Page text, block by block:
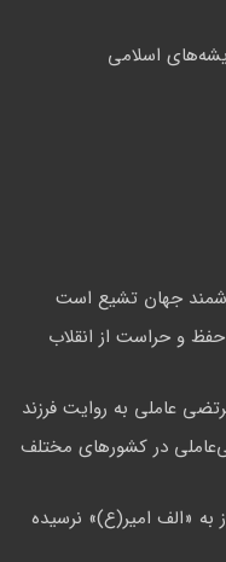
اسلامی
جهان تشيع است
و حراست از انقلاب
عاملی به روایت فرزند
در کشورهای مختلف
هنوز به «الف امیر(ع)» نرسیده